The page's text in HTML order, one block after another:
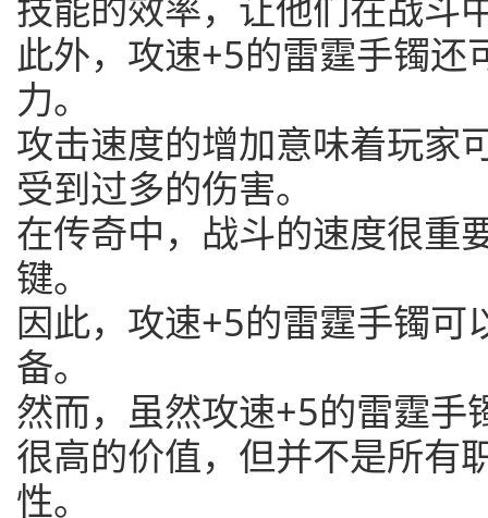
此外，攻速+5的雷霆手镯还
力。
攻击速度的增加意味着玩家
受到过多的伤害。
在传奇中，战斗的速度很重
键。
因此，攻速+5的雷霆手镯可
备。
然而，虽然攻速+5的雷霆
很高的价值，但并不是所有
性。